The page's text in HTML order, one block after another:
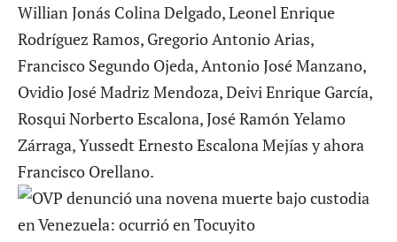
Willian Jonás Colina Delgado, Leonel Enrique
Rodríguez Ramos, Gregorio Antonio Arias,
Francisco Segundo Ojeda, Antonio José Manzano,
Ovidio José Madriz Mendoza, Deivi Enrique García,
Rosqui Norberto Escalona, José Ramón Yelamo
Zárraga, Yussedt Ernesto Escalona Mejías y ahora
Francisco Orellano.